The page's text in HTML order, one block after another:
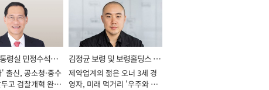
령실 민정수석비
출신, 공소청·중수
고 검찰개혁 완수
김정균 보령 및 보령홀딩스 대
표이사 사장
제약업계의 젊은 오너 3세 경
영자, 미래 먹거리 '우주와 헬